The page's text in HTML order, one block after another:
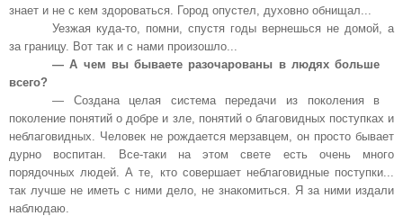
знает и не с кем здороваться. Город опустел, духовно обнищал...
Уезжая куда-то, помни, спустя годы вернешься не домой, а
за границу. Вот так и с нами произошло...
— А чем вы бываете разочарованы в людях больше
всего?
— Создана целая система передачи из поколения в
поколение понятий о добре и зле, понятий о благовидных поступках и
неблаговидных. Человек не рождается мерзавцем, он просто бывает
дурно воспитан. Все-таки на этом свете есть очень много
порядочных людей. А те, кто совершает неблаговидные поступки...
так лучше не иметь с ними дело, не знакомиться. Я за ними издали
наблюдаю.